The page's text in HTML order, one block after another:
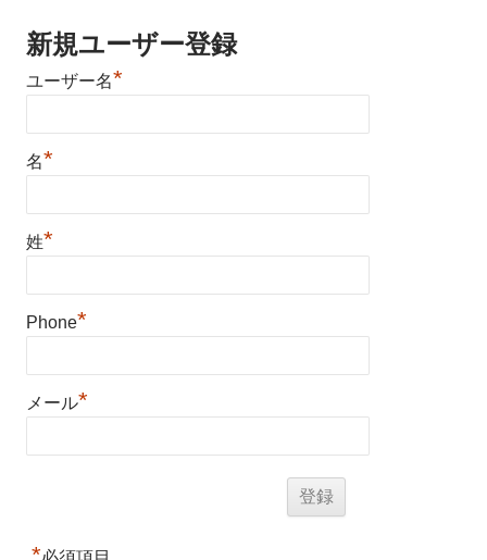
新規ユーザー登録
ユーザー名*
名*
姓*
Phone*
メール*